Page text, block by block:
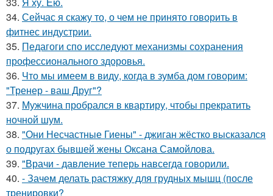
34. Сейчас я скажу то, о чем не принято говорить в
фитнес индустрии.
35. Педагоги спо исследуют механизмы сохранения
профессионального здоровья.
36. Что мы имеем в виду, когда в зумба дом говорим:
"Тренер - ваш Друг"?
37. Мужчина пробрался в квартиру, чтобы прекратить
ночной шум.
38. "Они Несчастные Гиены" - джиган жёстко высказался
о подругах бывшей жены Оксана Самойлова.
39. "Врачи - давление теперь навсегда говорили.
40. - Зачем делать растяжку для грудных мышц (после
тренировки?